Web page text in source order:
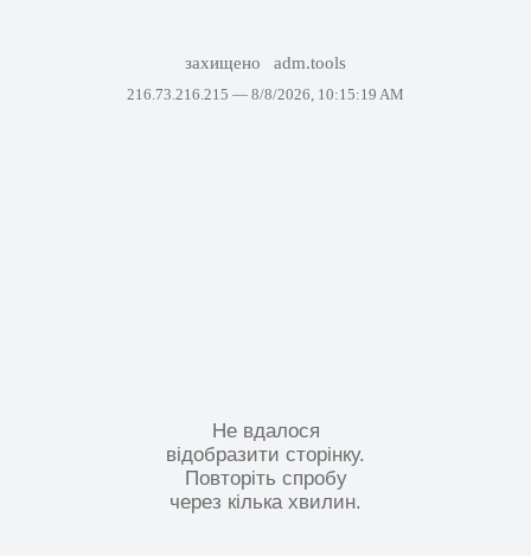
захищено adm.tools
216.73.216.215 — 8/8/2026, 10:15:19 AM
Не вдалося
відобразити сторінку.
Повторіть спробу
через кілька хвилин.